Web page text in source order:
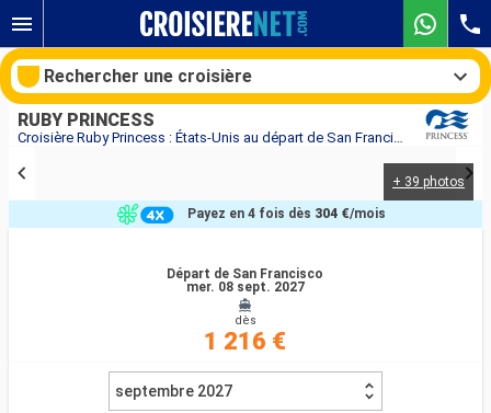
Croisière Ruby Princess : États-Unis au départ de San Francisco
RUBY PRINCESS
+ 39 photos
Départ de San Francisco
mer. 08 sept. 2027
dès
1 216 €
Payez en 4 fois dès 304 €/mois
septembre 2027
Rechercher une croisière
Nos destinations
Compagnies
Rechercher